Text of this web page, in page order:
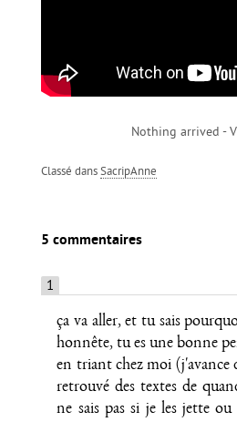
Nothing arrived -
Classé dansSacripAnne
5 commentaires
1
ça va aller, et tu sais
honnête, tu es une bonne
en triant chez moi (j'avance
retrouvé des textes de
ne sais pas si je les jette